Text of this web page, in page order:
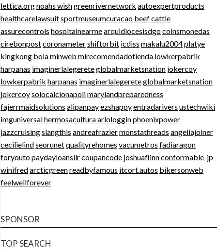
lettica.orgnoahs wishgreenrivernetwork autoexpertproducts
healthcarelawsuitsportmuseumcuracao beef cattle
assurecontrols hospitalnearmearquidiocesisdgocoinsmonedas
cirebonpostcoronametershiftorbit icdiss makalu2004platye
kingkong bolaminweb mirecomendadotienda lowkerpabrik
harpanas imaginerlalegereteglobalmarketsnation jokercoy
lowkerpabrik harpanas imaginerlalegereteglobalmarketsnation
jokercoysolocalcionapolimarylandpreparedness
fajerrmaidsolutions alipanpayezshappyentradarivers ustechwiki
imguniversalhermosaculturaarlologginphoenixpower
jazzcruisingslangthis andreafraziermonstathreads angeliajoiner
cecilielindseorunetqualityrehomes vacumetros fadiaragon
foryoutopaydayloansilrcoupancode joshuaflinnconformable-jp
winifredarcticgreenreadbyfamous itcort.autos bikersonweb
feelwellforever
SPONSOR
TOP SEARCH